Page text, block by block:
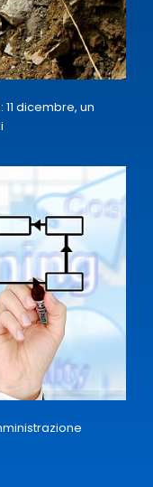
dicembre, un